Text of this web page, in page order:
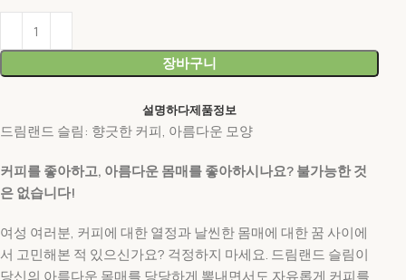
장바구니
설명하다제품정보
드림랜드 슬림: 향긋한 커피, 아름다운 모양
커피를 좋아하고, 아름다운 몸매를 좋아하시나요? 불가능한 것
은 없습니다!
여성 여러분, 커피에 대한 열정과 날씬한 몸매에 대한 꿈 사이에
서 고민해본 적 있으신가요? 걱정하지 마세요. 드림랜드 슬림이
당신의 아름다운 몸매를 당당하게 뽐내면서도 자유롭게 커피를